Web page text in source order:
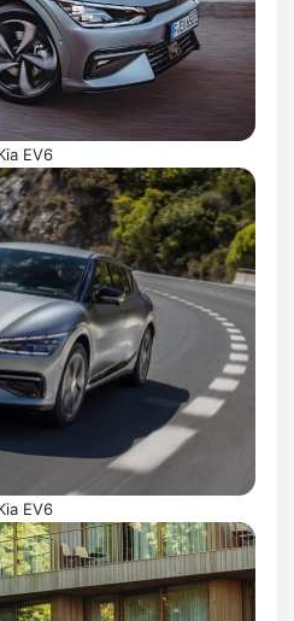
EV6
EV6